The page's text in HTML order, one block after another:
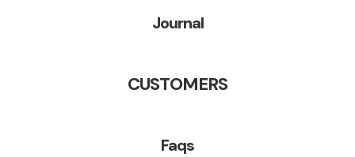
Journal
CUSTOMERS
Faqs